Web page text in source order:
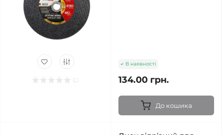
В наявності
134.00 грн.
До кошика